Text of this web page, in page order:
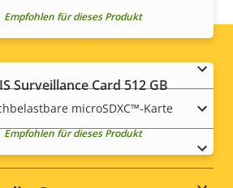
Empfohlen für dieses Produkt
Surveillance Card 512 GB
microSDXC™-Karte
Empfohlen für dieses Produkt